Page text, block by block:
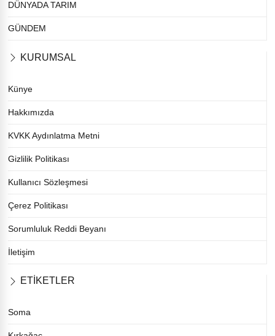
DÜNYADA TARIM
GÜNDEM
KURUMSAL
Künye
Hakkımızda
KVKK Aydınlatma Metni
Gizlilik Politikası
Kullanıcı Sözleşmesi
Çerez Politikası
Sorumluluk Reddi Beyanı
İletişim
ETİKETLER
Soma